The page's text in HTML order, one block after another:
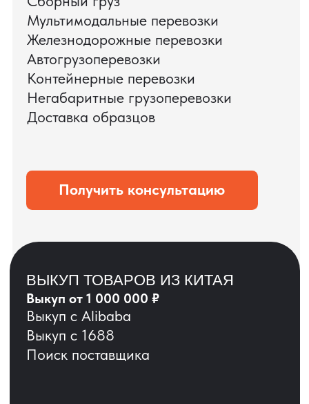
ДО ОПЛАТЫ
ОСТАВЬТЕ ЗАЯВКУ
Мы вернёмся с расчётом и фото после
технической проверки